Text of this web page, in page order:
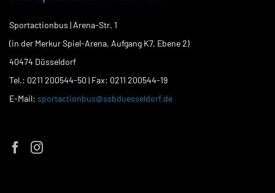
Sportactionbus | Arena-Str. 1
(in der Merkur Spiel-Arena, Aufgang K7, Ebene 2)
40474 Düsseldorf
Tel.: 0211 200544-50 | Fax: 0211 200544-19
E-Mail: sportactionbus@ssbduesseldorf.de